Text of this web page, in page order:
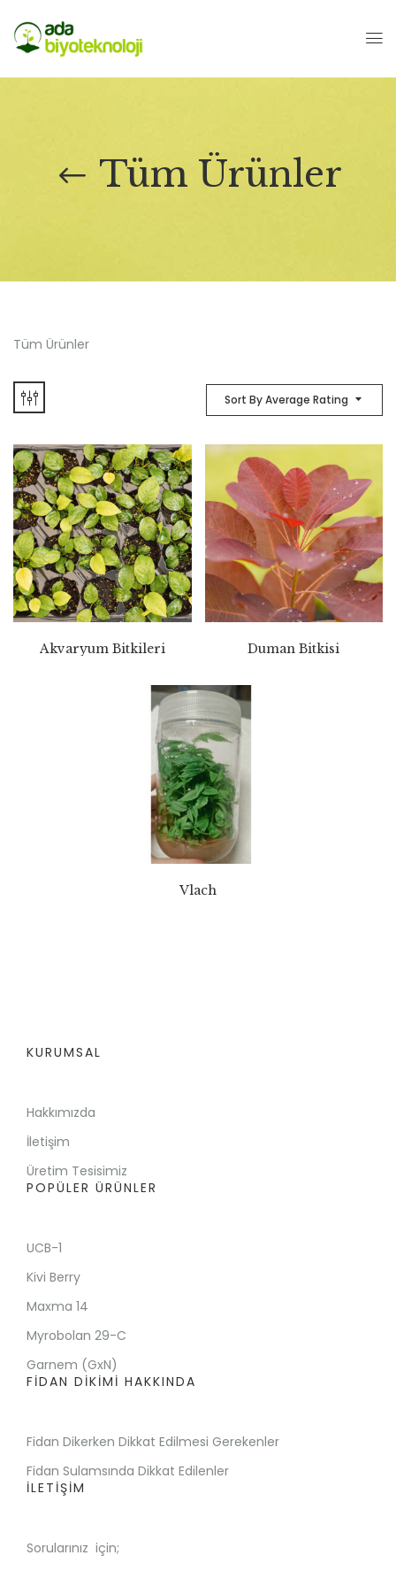
Tüm Ürünler
Tüm Ürünler
Sort By Average Rating
Akvaryum Bitkileri Duman Bitkisi
Vlach
KURUMSAL
Hakkımızda
İletişim
Üretim Tesisimiz
POPÜLER ÜRÜNLER
UCB-1
Kivi Berry
Maxma 14
Myrobolan 29-C
Garnem (GxN)
FİDAN DİKİMİ HAKKINDA
Fidan Dikerken Dikkat Edilmesi Gerekenler
Fidan Sulamsında Dikkat Edilenler
İLETİŞİM
Sorularınız için;